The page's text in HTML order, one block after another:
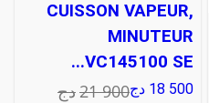
CUISSON VAPEUR,
MINUTEUR
VC145100 SE...
18 500 دج21 900دج